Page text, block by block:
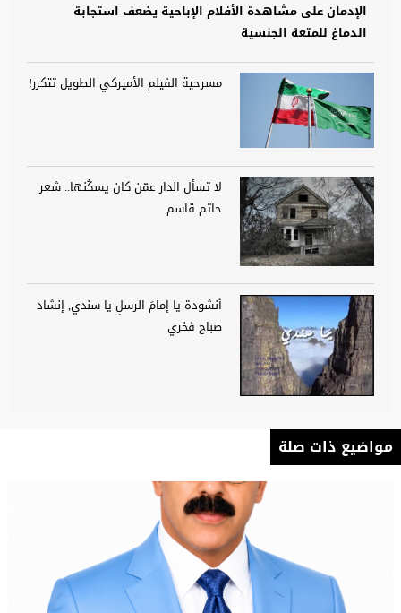
الإدمان على مشاهدة الأفلام الإباحية يضعف استجابة
الدماغ للمتعة الجنسية
مسرحية الفيلم الأميركي الطويل تتكرر!
لا تسأل الدار عمّن كان يسكُنها.. شعر
حاتم قاسم
أنشودة يا إمامَ الرسلِ يا سندي, إنشاد
صباح فخري
مواضيع ذات صلة